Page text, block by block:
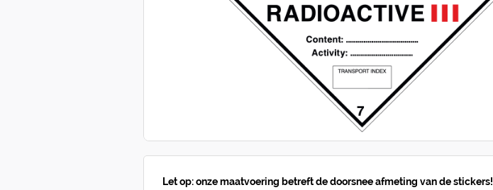
Let op: onze maatvoering betreft de doorsnee afmeting van de stickers!